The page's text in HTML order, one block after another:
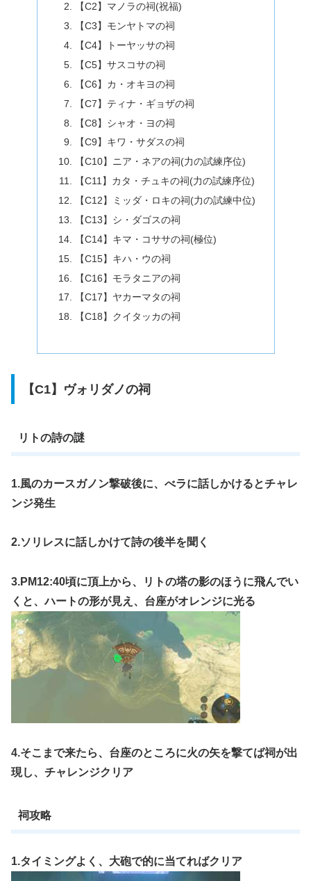
【C2】マノラの祠(祝福)
【C3】モンヤトマの祠
【C4】トーヤッサの祠
【C5】サスコサの祠
【C6】カ・オキヨの祠
【C7】ティナ・ギョザの祠
【C8】シャオ・ヨの祠
【C9】キワ・サダスの祠
【C10】ニア・ネアの祠(力の試練序位)
【C11】カタ・チュキの祠(力の試練序位)
【C12】ミッダ・ロキの祠(力の試練中位)
【C13】シ・ダゴスの祠
【C14】キマ・コササの祠(極位)
【C15】キハ・ウの祠
【C16】モラタニアの祠
【C17】ヤカーマタの祠
【C18】クイタッカの祠
【C1】ヴォリダノの祠
リトの詩の謎
1.風のカースガノン撃破後に、べラに話しかけるとチャレ
ンジ発生
2.ソリレスに話しかけて詩の後半を聞く
3.PM12:40頃に頂上から、リトの塔の影のほうに飛んでい
くと、ハートの形が見え、台座がオレンジに光る
4.そこまで来たら、台座のところに火の矢を撃てば祠が出
現し、チャレンジクリア
祠攻略
1.タイミングよく、大砲で的に当てればクリア